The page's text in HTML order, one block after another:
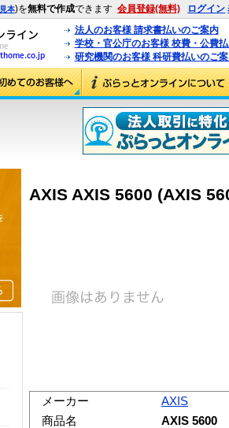
見本)を無料で作成できます 会員登録(無料) ログイン
法人のお客様 請求書払いのご案内
学校・官公庁のお客様 校費・公費
研究機関のお客様 科研費払いのご
AXIS AXIS 5600 (AXIS
メーカー
AXIS
商品名
AXIS 5600